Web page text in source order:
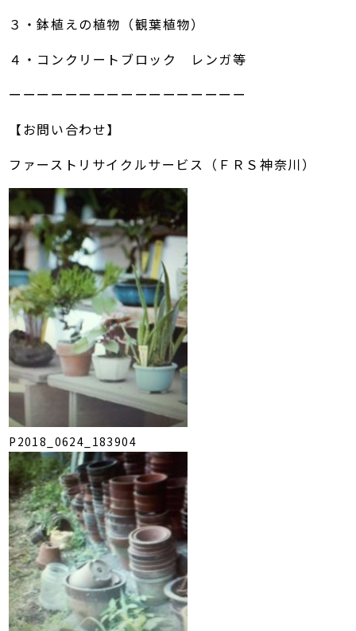
３・鉢植えの植物（観葉植物）
４・コンクリートブロック レンガ等
ーーーーーーーーーーーーーーーーー
【お問い合わせ】
ファーストリサイクルサービス（ＦＲＳ神奈川）
P2018_0624_183904